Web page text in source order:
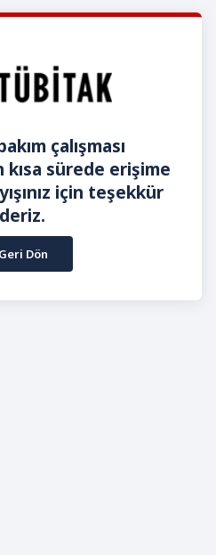
çalışması
kısa sürede erişime
için teşekkür
Geri Dön